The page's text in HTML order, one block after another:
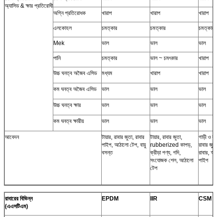
অ্যাসিড & ক্ষার প্রতিরোধী
অগ্নি প্রতিরোধক খারাপ খারাপ খারাপ
এলকোহল চমত্কার চমত্কার চমত্কার
Mek ভাল ভাল ভাল
পানি চমত্কার ভাল ~ চমৎকার খারাপ
উচ্চ ঘনত্ব অজৈব এসিড মধ্যম খারাপ খারাপ
কম ঘনত্ব অজৈব এসিড ভাল ভাল ভাল
উচ্চ ঘনত্ব ক্ষার ভাল ভাল ভাল
কম ঘনত্ব ক্ষারীয় ভাল ভাল ভাল
আবেদন
টায়ার, রাবার জুতা, রাবার
পাইপ, আঠালো টেপ, বায়ু
বসন্ত
টায়ার, রাবার জুতা,
rubberized কাপড়,
ক্রীড়া পণ্য, গদি,
সংযোজক শেল, আঠালো
টেপ
গাড়ী ও
রাবার
রাবার,
পাইপ
রাবারের বিভিন্ন
(এএসটিএম)
EPDM IIR CSM